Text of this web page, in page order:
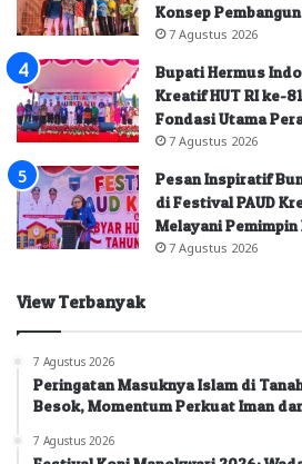
Konsep
7 Agustus 2026
Bupati Hermus
Kreatif HUT RI ke-
Fondasi Utama
7 Agustus 2026
Pesan Inspiratif
di Festival PAUD
Melayani Pemimpin
7 Agustus 2026
View Terbanyak
7 Agustus 2026
Peringatan Masuknya Islam di
Besok, Momentum Perkuat Iman
7 Agustus 2026